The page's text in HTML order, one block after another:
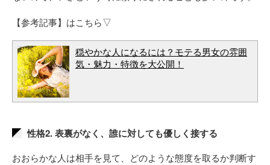
【参考記事】はこちら▽
穏やかな人になるには？モテる男女の雰囲
気・魅力・特徴を大公開！
性格2. 表裏がなく、誰に対しても優しく接する
おおらかな人は相手を見て、どのような態度を取るか判断す